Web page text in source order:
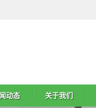
动态 关于我们